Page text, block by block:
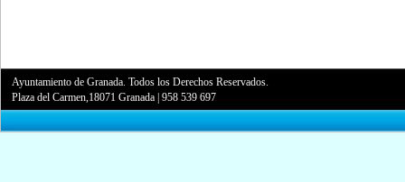
Ayuntamiento de Granada. Todos los Derechos Reservados.
Plaza del Carmen,18071 Granada |958 539 697